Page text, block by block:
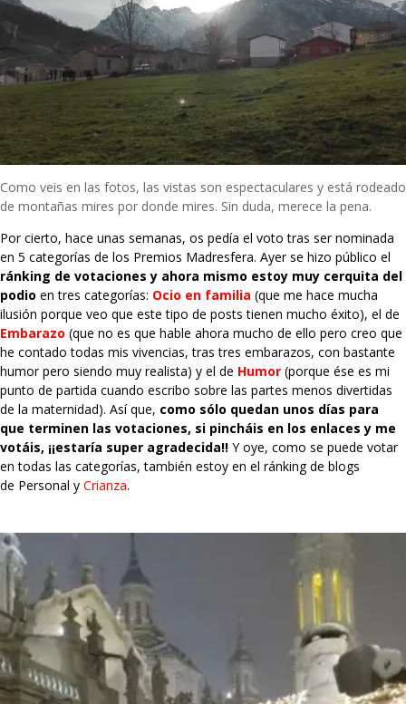
Como veis en las fotos, las vistas son espectaculares y está rodeado
de montañas mires por donde mires. Sin duda, merece la pena.
Por cierto, hace unas semanas, os pedía el voto tras ser nominada
en 5 categorías de los Premios Madresfera. Ayer se hizo público el
ránking de votaciones y ahora mismo estoy muy cerquita del
podio en tres categorías: Ocio en familia (que me hace mucha
ilusión porque veo que este tipo de posts tienen mucho éxito), el de
Embarazo (que no es que hable ahora mucho de ello pero creo que
he contado todas mis vivencias, tras tres embarazos, con bastante
humor pero siendo muy realista) y el de Humor (porque ése es mi
punto de partida cuando escribo sobre las partes menos divertidas
de la maternidad). Así que, como sólo quedan unos días para
que terminen las votaciones, si pincháis en los enlaces y me
votáis, ¡¡estaría super agradecida!! Y oye, como se puede votar
en todas las categorías, también estoy en el ránking de blogs
de Personal y Crianza.